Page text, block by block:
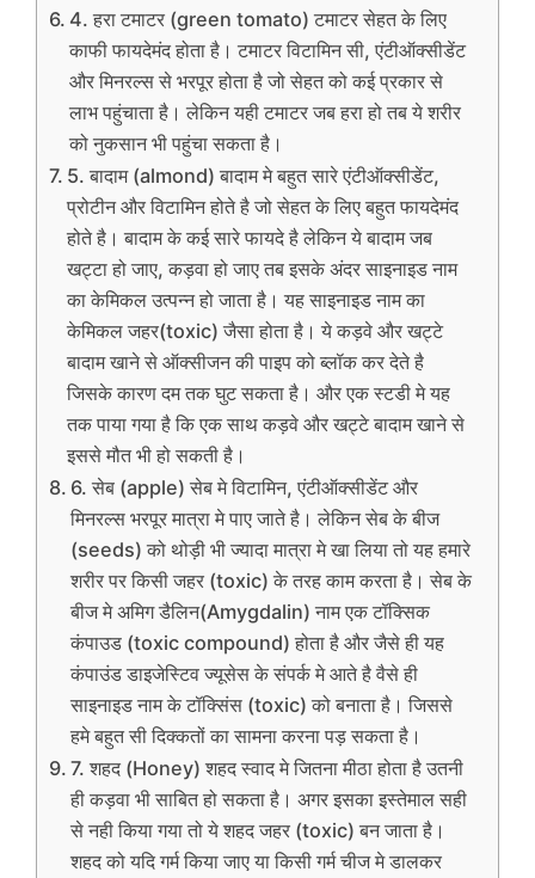
4. हरा टमाटर (green tomato) टमाटर सेहत के लिए
काफी फायदेमंद होता है। टमाटर विटामिन सी, एंटीऑक्सीडेंट
और मिनरल्स से भरपूर होता है जो सेहत को कई प्रकार से
लाभ पहुंचाता है। लेकिन यही टमाटर जब हरा हो तब ये शरीर
को नुकसान भी पहुंचा सकता है।
5. बादाम (almond) बादाम मे बहुत सारे एंटीऑक्सीडेंट,
प्रोटीन और विटामिन होते है जो सेहत के लिए बहुत फायदेमंद
होते है। बादाम के कई सारे फायदे है लेकिन ये बादाम जब
खट्टा हो जाए, कड़वा हो जाए तब इसके अंदर साइनाइड नाम
का केमिकल उत्पन्न हो जाता है। यह साइनाइड नाम का
केमिकल जहर(toxic) जैसा होता है। ये कड़वे और खट्टे
बादाम खाने से ऑक्सीजन की पाइप को ब्लॉक कर देते है
जिसके कारण दम तक घुट सकता है। और एक स्टडी मे यह
तक पाया गया है कि एक साथ कड़वे और खट्टे बादाम खाने से
इससे मौत भी हो सकती है।
6. सेब (apple) सेब मे विटामिन, एंटीऑक्सीडेंट और
मिनरल्स भरपूर मात्रा मे पाए जाते है। लेकिन सेब के बीज
(seeds) को थोड़ी भी ज्यादा मात्रा मे खा लिया तो यह हमारे
शरीर पर किसी जहर (toxic) के तरह काम करता है। सेब के
बीज मे अमिग डैलिन(Amygdalin) नाम एक टॉक्सिक
कंपाउड (toxic compound) होता है और जैसे ही यह
कंपाउंड डाइजेस्टिव ज्यूसेस के संपर्क मे आते है वैसे ही
साइनाइड नाम के टॉक्सिंस (toxic) को बनाता है। जिससे
हमे बहुत सी दिक्कतों का सामना करना पड़ सकता है।
7. शहद (Honey) शहद स्वाद मे जितना मीठा होता है उतनी
ही कड़वा भी साबित हो सकता है। अगर इसका इस्तेमाल सही
से नही किया गया तो ये शहद जहर (toxic) बन जाता है।
शहद को यदि गर्म किया जाए या किसी गर्म चीज मे डालकर